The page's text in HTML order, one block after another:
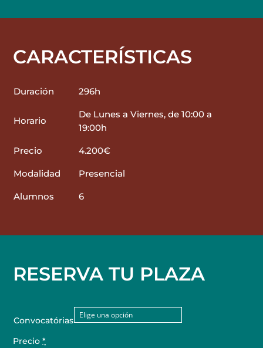
CARACTERÍSTICAS
Duración 296h
Horario
De Lunes a Viernes, de 10:00 a
19:00h
Precio 4.200€
Modalidad Presencial
Alumnos 6
RESERVA TU PLAZA
Convocatórias
Precio *